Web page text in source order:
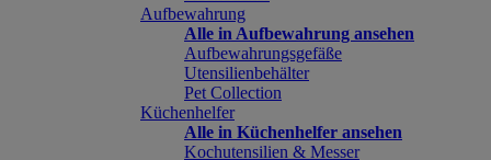
Aufbewahrung
Alle in Aufbewahrung ansehen
Aufbewahrungsgefäße
Utensilienbehälter
Pet Collection
Küchenhelfer
Alle in Küchenhelfer ansehen
Kochutensilien & Messer